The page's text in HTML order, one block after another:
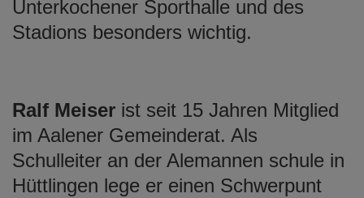
Unterkochener Sporthalle und des
Stadions besonders wichtig.
Ralf Meiser ist seit 15 Jahren Mitglied
im Aalener Gemeinderat. Als
Schulleiter an der Alemannen schule in
Hüttlingen lege er einen Schwerpunt